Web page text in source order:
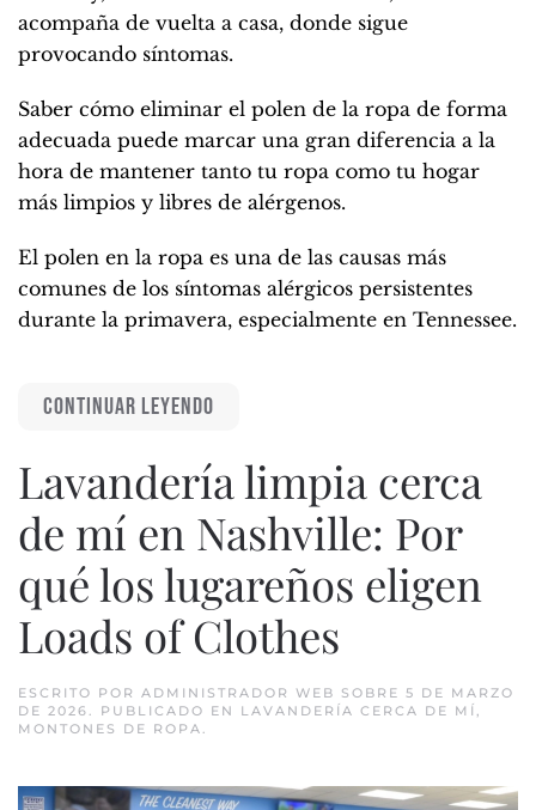
acompaña de vuelta a casa, donde sigue
provocando síntomas.
Saber cómo eliminar el polen de la ropa de forma
adecuada puede marcar una gran diferencia a la
hora de mantener tanto tu ropa como tu hogar
más limpios y libres de alérgenos.
El polen en la ropa es una de las causas más
comunes de los síntomas alérgicos persistentes
durante la primavera, especialmente en Tennessee.
CONTINUAR LEYENDO
Lavandería limpia cerca
de mí en Nashville: Por
qué los lugareños eligen
Loads of Clothes
ESCRITO POR ADMINISTRADOR WEB SOBRE 5 DE MARZO
DE 2026. PUBLICADO EN LAVANDERÍA CERCA DE MÍ ,
MONTONES DE ROPA.